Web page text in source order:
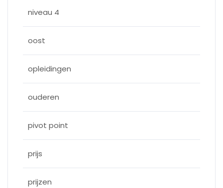
niveau 4
oost
opleidingen
ouderen
pivot point
prijs
prijzen